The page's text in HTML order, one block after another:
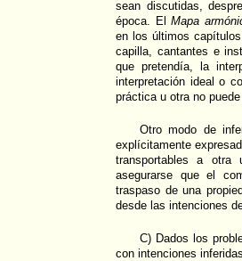
sean discutidas,
época. ElMapa
en los últimos
capilla, cantantes e
que pretendía, la
interpretación ideal o
práctica u otra no
Otro modo de
explícitamente
transportables a
asegurarse que el
traspaso de una
desde las intenciones
C) Dados los
con intenciones